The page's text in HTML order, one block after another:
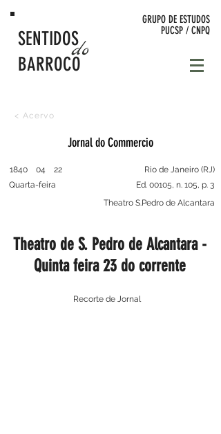
do
SENTIDOS
BARROCO
GRUPO DE ESTUDOS
PUCSP / CNPQ
< Acervo
Theatro de S. Pedro de Alcantara -
Quinta feira 23 do corrente
Jornal do Commercio
1840 04
22
Quarta-feira
Rio de Janeiro (RJ)
Ed. 00105, n. 105, p. 3
Recorte de Jornal
Theatro S.Pedro de Alcantara